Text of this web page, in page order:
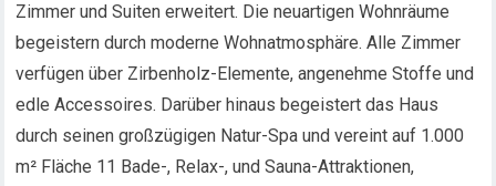
Zimmer und Suiten erweitert. Die neuartigen Wohnräume
begeistern durch moderne Wohnatmosphäre. Alle Zimmer
verfügen über Zirbenholz-Elemente, angenehme Stoffe und
edle Accessoires. Darüber hinaus begeistert das Haus
durch seinen großzügigen Natur-Spa und vereint auf 1.000
m² Fläche 11 Bade-, Relax-, und Sauna-Attraktionen,